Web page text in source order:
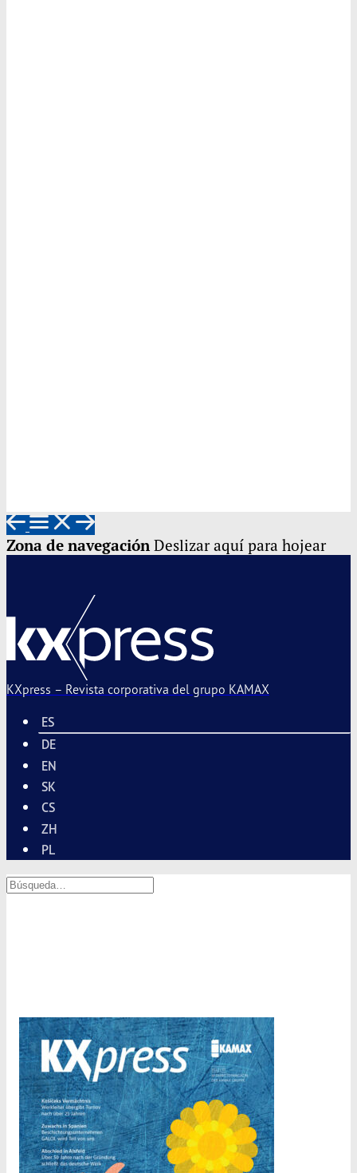
Zona de navegación Deslizar aquí para hojear
KXpress – Revista corporativa del grupo KAMAX
ES
DE
EN
SK
CS
ZH
PL